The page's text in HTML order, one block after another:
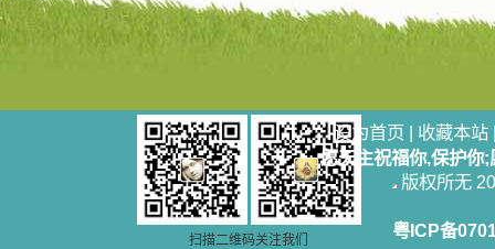
扫描二维码关注我们
设为首页 | 收藏本站
愿天主祝福你,保护你
版权所无
粤ICP备